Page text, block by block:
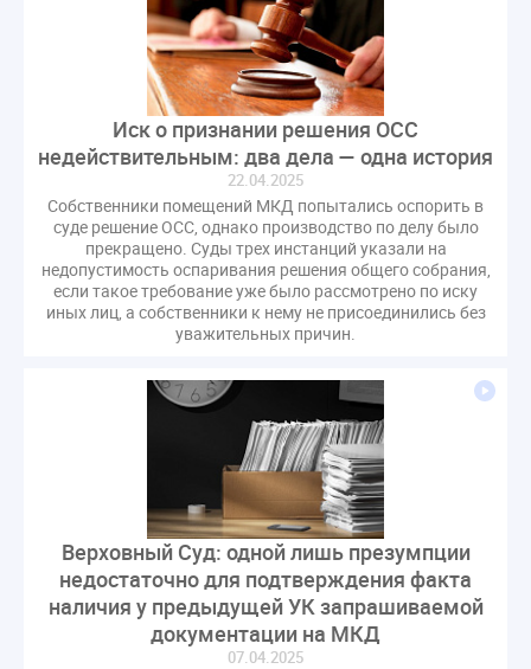
оспаривание ОСС
перелицензирование
плановые проверки
пожарная безопасность
прекращение договора
пристройка
провайдер
прогород
проект постановления
рабочая группа
реестр УК связь
спикер
статистика
страхование МКД
строительство
судебная практика
техническая документация
техпаспорт
требования УК
умный дом
экспертный совет
Иск о признании решения ОСС
недействительным: два дела — одна история
22.04.2025
Собственники помещений МКД попытались оспорить в
суде решение ОСС, однако производство по делу было
прекращено. Суды трех инстанций указали на
недопустимость оспаривания решения общего собрания,
если такое требование уже было рассмотрено по иску
иных лиц, а собственники к нему не присоединились без
уважительных причин.
Верховный Суд: одной лишь презумпции
недостаточно для подтверждения факта
наличия у предыдущей УК запрашиваемой
документации на МКД
07.04.2025